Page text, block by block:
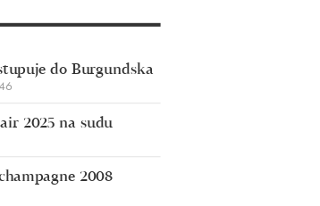
do Burgundska
2025 na sudu
2008